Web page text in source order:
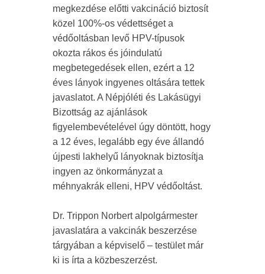
megkezdése előtti vakcináció biztosít
közel 100%-os védettséget a
védőoltásban levő HPV-típusok
okozta rákos és jóindulatú
megbetegedések ellen, ezért a 12
éves lányok ingyenes oltására tettek
javaslatot. A Népjóléti és Lakásügyi
Bizottság az ajánlások
figyelembevételével úgy döntött, hogy
a 12 éves, legalább egy éve állandó
újpesti lakhelyű lányoknak biztosítja
ingyen az önkormányzat a
méhnyakrák elleni, HPV védőoltást.
Dr. Trippon Norbert alpolgármester
javaslatára a vakcinák beszerzése
tárgyában a képviselő – testület már
ki is írta a közbeszerzést.